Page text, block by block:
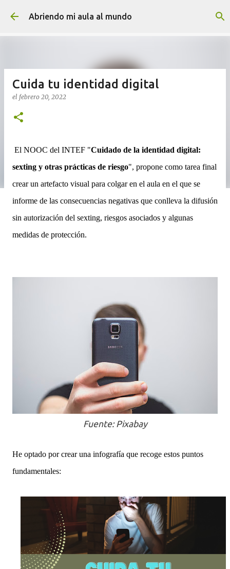
Ir al contenido principal
Abriendo mi aula al mundo
Cuida tu identidad digital
el febrero 20, 2022
El NOOC del INTEF "Cuidado de la identidad digital:
sexting y otras prácticas de riesgo", propone como tarea final
crear un artefacto visual para colgar en el aula en el que se
informe de las consecuencias negativas que conlleva la difusión
sin autorización del sexting, riesgos asociados y algunas
medidas de protección.
Fuente: Pixabay
He optado por crear una infografía que recoge estos puntos
fundamentales: